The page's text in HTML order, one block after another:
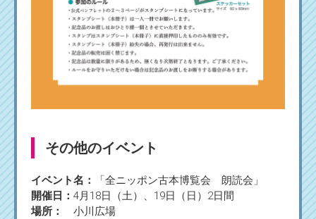
その他のイベント
イベント名：
「全ニッポン古本博覧会 朗読会」
開催日： 4月18日（土）、19日（日）2日間
場所：
小川広場